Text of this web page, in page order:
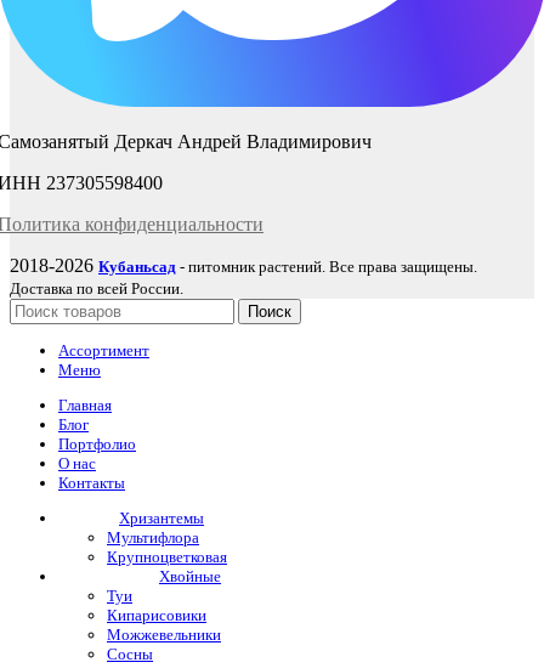
Деркач Андрей Владимирович
237305598400
конфиденциальности
2018-2026 Кубаньсад - питомник растений. Все права защищены.
Доставка по всей России.
Поиск
Ассортимент
Меню
Главная
Блог
Портфолио
О нас
Контакты
Хризантемы
Мультифлора
Крупноцветковая
Хвойные
Туи
Кипарисовики
Можжевельники
Сосны